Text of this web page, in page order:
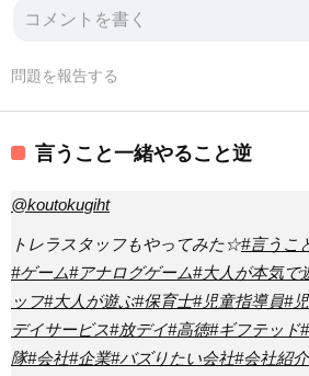
問題を報告する
言うこと一緒やること逆
@koutokugiht
トレラスタッフもやってみた☆#言うこ
#ゲーム#アナログゲーム#大人が本気で
ッフ#大人が遊ぶ#保育士#児童指導員#
デイサービス#放デイ#高徳#ギフテッド
隊#会社#企業#バズりたい会社#会社紹介